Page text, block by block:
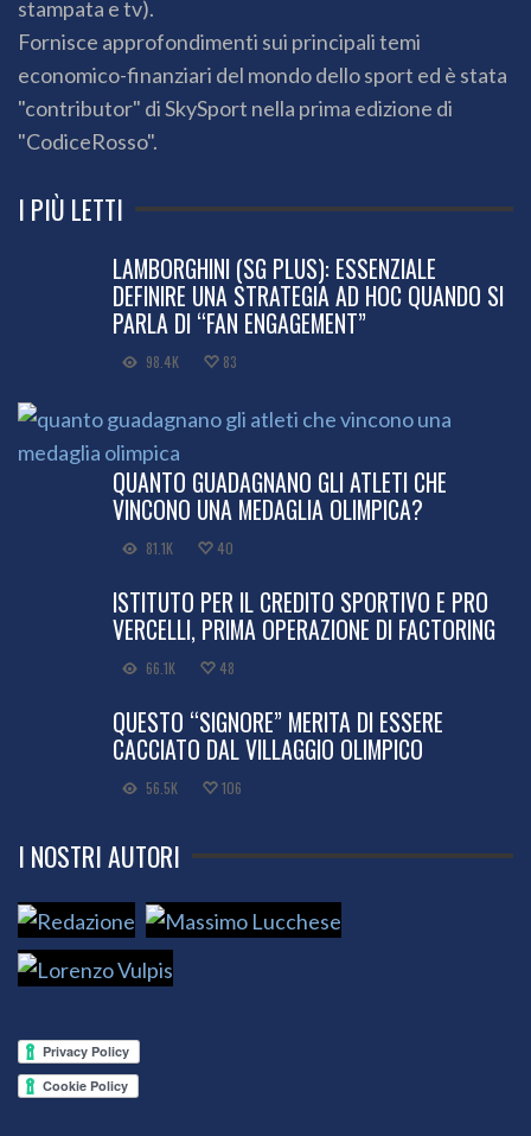
stampata e tv).
Fornisce approfondimenti sui principali temi
economico-finanziari del mondo dello sport ed è stata
"contributor" di SkySport nella prima edizione di
"CodiceRosso".
I PIÙ LETTI
LAMBORGHINI (SG PLUS): ESSENZIALE
DEFINIRE UNA STRATEGIA AD HOC QUANDO SI
PARLA DI “FAN ENGAGEMENT”
98.4K 83
QUANTO GUADAGNANO GLI ATLETI CHE
VINCONO UNA MEDAGLIA OLIMPICA?
81.1K 40
ISTITUTO PER IL CREDITO SPORTIVO E PRO
VERCELLI, PRIMA OPERAZIONE DI FACTORING
66.1K 48
QUESTO “SIGNORE” MERITA DI ESSERE
CACCIATO DAL VILLAGGIO OLIMPICO
56.5K 106
I NOSTRI AUTORI